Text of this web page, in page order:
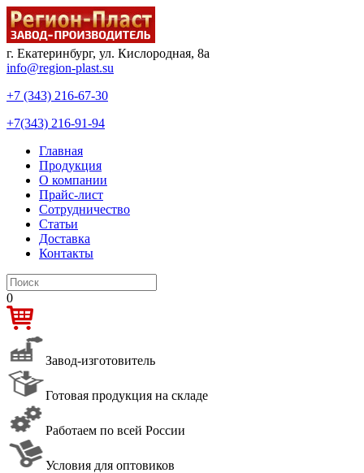
г. Екатеринбург, ул. Кислородная, 8а
info@region-plast.su
+7 (343) 216-67-30
+7(343) 216-91-94
Главная
Продукция
О компании
Прайс-лист
Сотрудничество
Статьи
Доставка
Контакты
0
Завод-изготовитель
Готовая продукция на складе
Работаем по всей России
Условия для оптовиков